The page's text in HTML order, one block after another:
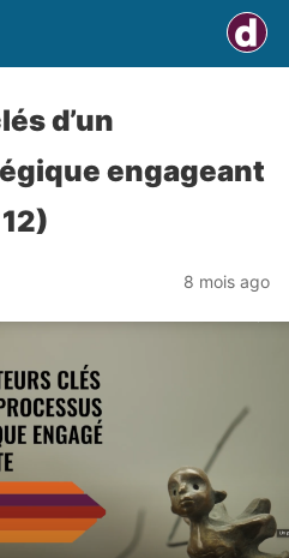
d’un
engageant
8 mois ago